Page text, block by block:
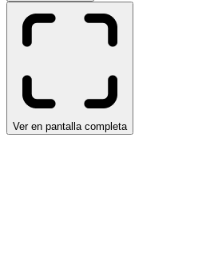
Ver en pantalla completa